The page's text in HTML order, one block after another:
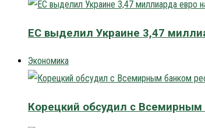
ЕС выделил Украине 3,47
Экономика
Корецкий обсудил с